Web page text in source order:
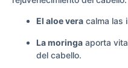
El aloe vera calma las
La moringa aporta
del cabello.